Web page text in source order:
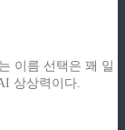
이름 선택은 꽤 일
상상력이다.